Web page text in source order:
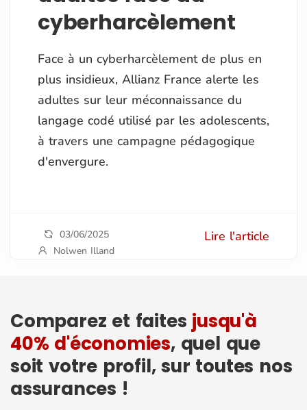
cyberharcèlement
Face à un cyberharcèlement de plus en
plus insidieux, Allianz France alerte les
adultes sur leur méconnaissance du
langage codé utilisé par les adolescents,
à travers une campagne pédagogique
d'envergure.
03/06/2025
Nolwen Illand
Lire l'article
Comparez et faites jusqu'à
40% d'économies, quel que
soit votre profil, sur toutes nos
assurances !